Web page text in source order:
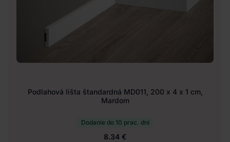
Podlahová lišta štandardná MD011, 200 x 4 x 1 cm,
Mardom
Dodanie do 10 prac. dní
8.34 €